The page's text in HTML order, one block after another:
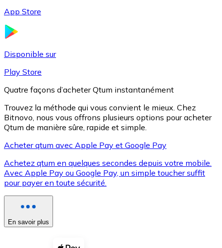
XRP
XRP
Voir toutes
Coupons crypto
App Store
Disponible sur
Play Store
Quatre façons d’acheter Qtum instantanément
Trouvez la méthode qui vous convient le mieux. Chez
Bitnovo, nous vous offrons plusieurs options pour acheter
Qtum de manière sûre, rapide et simple.
Acheter qtum avec Apple Pay et Google Pay
Achetez qtum en quelques secondes depuis votre mobile.
Avec Apple Pay ou Google Pay, un simple toucher suffit
pour payer en toute sécurité.
En savoir plus